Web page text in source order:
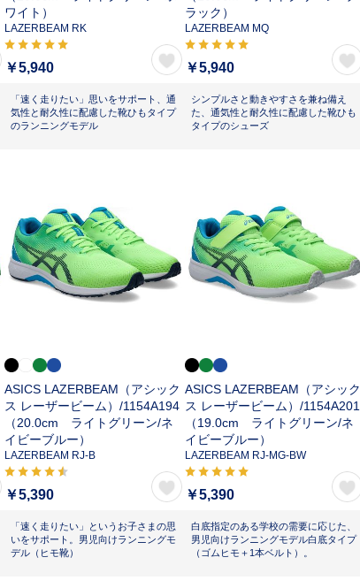
ワイト）
LAZERBEAM RK
￥5,940
「速く走りたい」思いをサポート、通
気性と耐久性に配慮した靴ひもタイプ
のランニングモデル
ラック）
LAZERBEAM MQ
￥5,940
シンプルさと動きやすさを兼ね備え
た、通気性と耐久性に配慮した靴ひも
タイプのシューズ
ASICS LAZERBEAM（アシック
ス レーザービーム）/1154A194
（20.0cm ライトグリーン/ネ
イビーブルー）
LAZERBEAM RJ-B
￥5,390
「速く走りたい」というお子さまの思
いをサポート。男児向けランニングモ
デル（ヒモ靴）
ASICS LAZERBEAM（アシック
ス レーザービーム）/1154A201
（19.0cm ライトグリーン/ネ
イビーブルー）
LAZERBEAM RJ-MG-BW
￥5,390
白底指定のある学校の需要に応じた、
男児向けランニングモデル白底タイプ
（ゴムヒモ＋1本ベルト）。